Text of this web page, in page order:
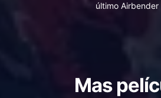
último Airbender
Mas